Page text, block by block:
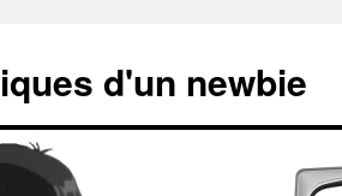
d'un newbie